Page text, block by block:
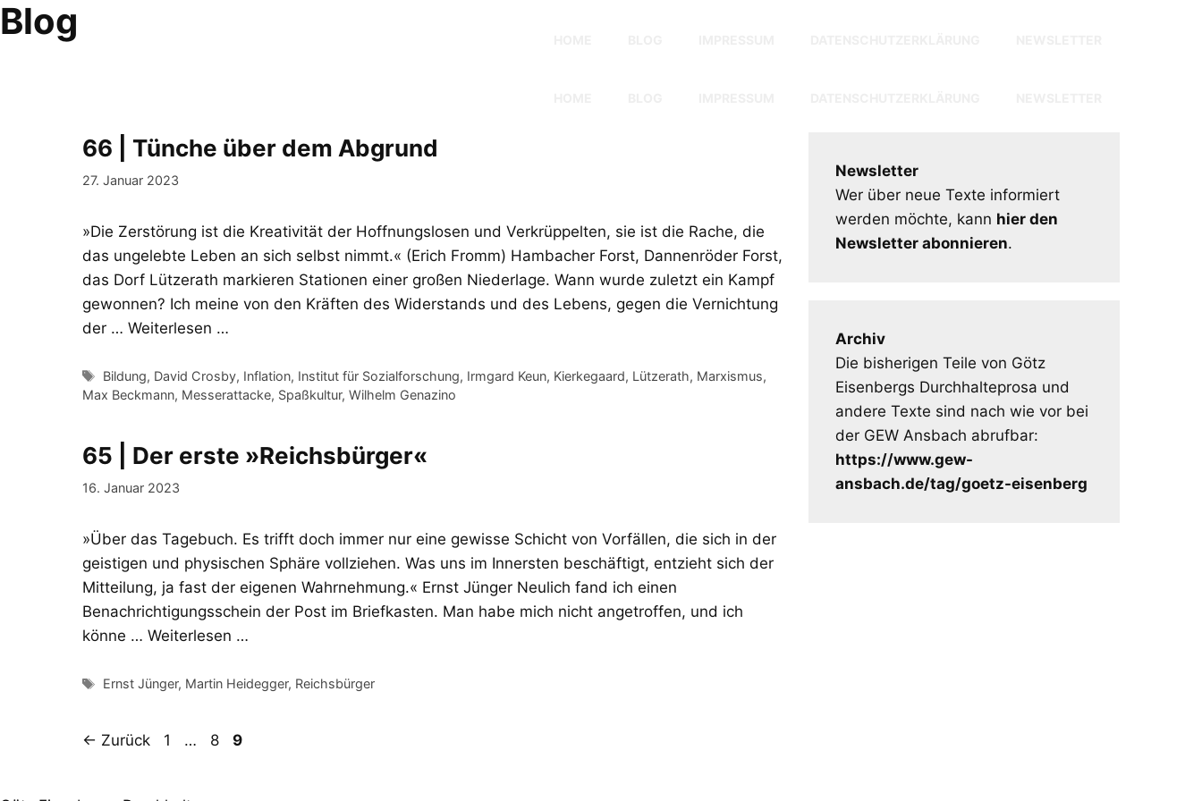
Zum
Inhalt
Blog
66 | Tünche über dem Abgrund
27. Januar 2023
»Die Zerstörung ist die Kreativität der Hoffnungslosen und Verkrüppelten, sie ist die Rache, die
das ungelebte Leben an sich selbst nimmt.« (Erich Fromm) Hambacher Forst, Dannenröder Forst,
das Dorf Lützerath markieren Stationen einer großen Niederlage. Wann wurde zuletzt ein Kampf
gewonnen? Ich meine von den Kräften des Widerstands und des Lebens, gegen die Vernichtung
der … Weiterlesen …
Schlagwörter
Bildung, David Crosby, Inflation, Institut für Sozialforschung, Irmgard Keun, Kierkegaard, Lützerath, Marxismus,
Max Beckmann, Messerattacke, Spaßkultur, Wilhelm Genazino
65 | Der erste »Reichsbürger«
16. Januar 2023
»Über das Tagebuch. Es trifft doch immer nur eine gewisse Schicht von Vorfällen, die sich in der
geistigen und physischen Sphäre vollziehen. Was uns im Innersten beschäftigt, entzieht sich der
Mitteilung, ja fast der eigenen Wahrnehmung.« Ernst Jünger Neulich fand ich einen
Benachrichtigungsschein der Post im Briefkasten. Man habe mich nicht angetroffen, und ich
könne … Weiterlesen …
Schlagwörter
Ernst Jünger, Martin Heidegger, Reichsbürger
← Zurück Seite
1 … Seite
8 Seite
9
Newsletter
Wer über neue Texte informiert
werden möchte, kann hier den
Newsletter abonnieren.
Archiv
Die bisherigen Teile von Götz
Eisenbergs Durchhalteprosa und
andere Texte sind nach wie vor bei
der GEW Ansbach abrufbar:
https://www.gew-
ansbach.de/tag/goetz-eisenberg